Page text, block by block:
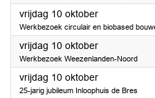
vrijdag 10 oktober2025
Werkbezoek circulair en biobased
vrijdag 10 oktober2025
Werkbezoek Weezenlanden-Noord
vrijdag 10 oktober2025
25-jarig jubileum Inloophuis de Bres